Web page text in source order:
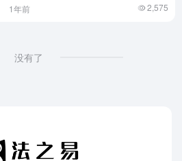
1年前 2,575
没有了